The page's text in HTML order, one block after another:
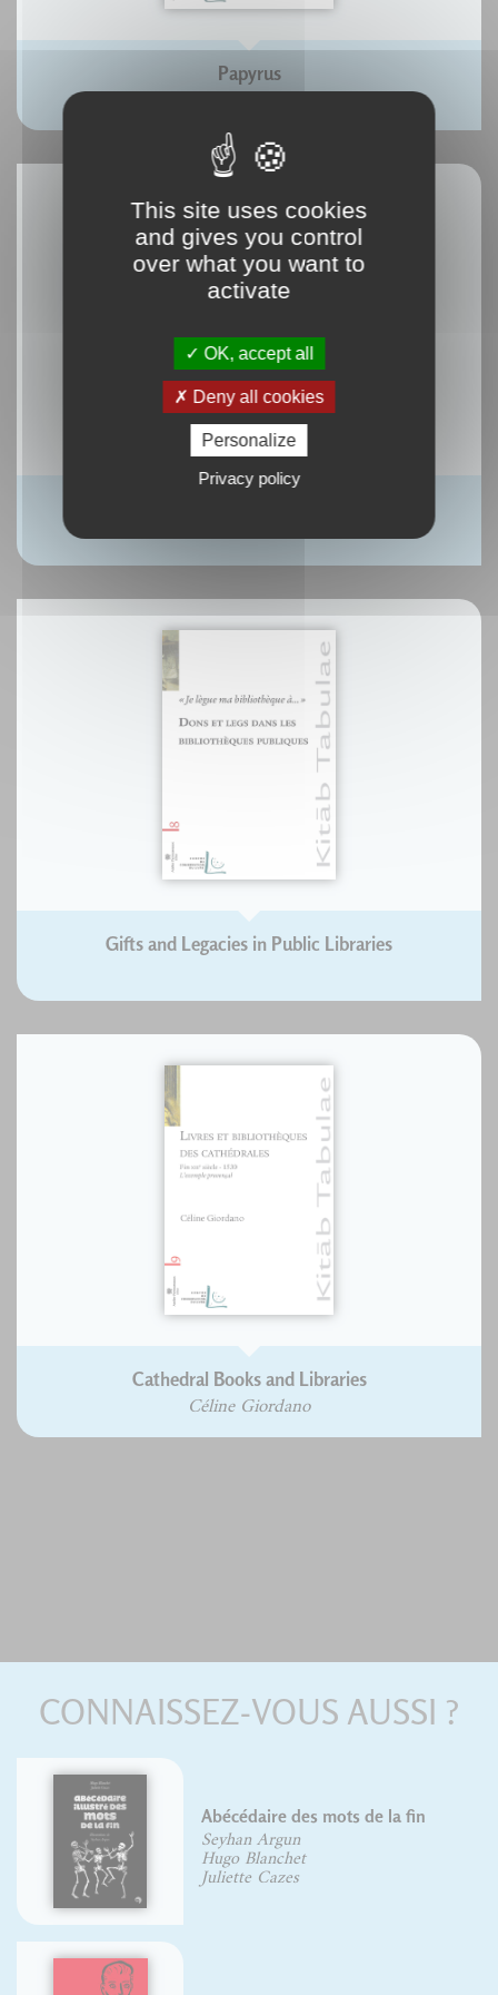
Papyrus
Gifts and Legacies in Public Libraries
Cathedral Books and Libraries
Céline Giordano
CONNAISSEZ-VOUS AUSSI ?
Règles de l'écriture
- nouvelle édition
This site uses cookies
and gives you control
over what you want to
activate
OK, accept all
Deny all cookies
Personalize
Privacy policy